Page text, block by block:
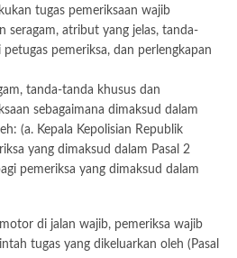
tugas pemeriksaan wajib
seragam, atribut yang jelas, tanda-
pemeriksa, dan perlengkapan
tanda-tanda khusus dan
sebagaimana dimaksud dalam
(a. Kepala Kepolisian Republik
yang dimaksud dalam Pasal 2
pemeriksa yang dimaksud dalam
di jalan wajib, pemeriksa wajib
tugas yang dikeluarkan oleh (Pasal